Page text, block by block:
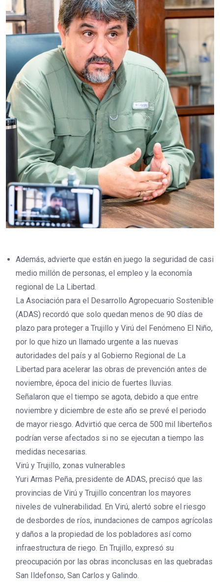
Además, advierte que están en juego la seguridad de casi
medio millón de personas, el empleo y la economía
regional de La Libertad.
La Asociación para el Desarrollo Agropecuario Sostenible
(ADAS) recordó que solo quedan menos de 90 días de
plazo para proteger a Trujillo y Virú del Fenómeno El Niño,
por lo que hizo un llamado urgente a las nuevas
autoridades del país y al Gobierno Regional de La
Libertad para acelerar las obras de prevención antes de
noviembre, época del inicio de fuertes lluvias.
Señalaron que el tiempo se agota, debido a que entre
noviembre y diciembre de este año se prevé el periodo
de mayor riesgo. Advirtió que cerca de 500 mil liberteños
podrían verse afectados si no se ejecutan a tiempo las
medidas necesarias.
Virú y Trujillo, zonas vulnerables
Yuri Armas Peña, presidente de ADAS, precisó que las
provincias de Virú y Trujillo concentran los mayores
niveles de vulnerabilidad. En Virú, alertó sobre el riesgo
de desbordes de ríos, inundaciones de campos agrícolas
y daños a la propiedad de los pobladores así como
infraestructura de riego. En Trujillo, expresó su
preocupación por las obras inconclusas en las quebradas
San Ildefonso, San Carlos y Galindo.